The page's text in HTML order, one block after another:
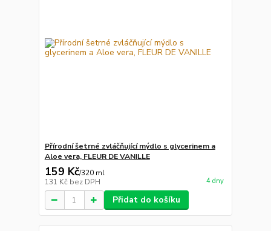
Přírodní šetrné zvláčňující mýdlo s glycerinem a
Aloe vera, FLEUR DE VANILLE
159 Kč/320 ml
131 Kč bez DPH 4 dny
Přidat do košíku